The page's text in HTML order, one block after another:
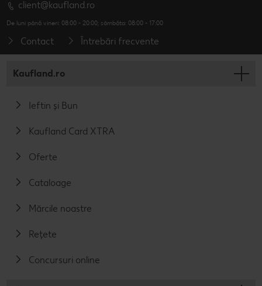
client@kaufland.ro
De luni până vineri: 08:00 - 20:00; sâmbăta: 08:00 - 17:00
Contact Întrebări frecvente
Kaufland.ro
Ieftin și Bun
Kaufland Card XTRA
Oferte
Cataloage
Mărcile noastre
Rețete
Concursuri online